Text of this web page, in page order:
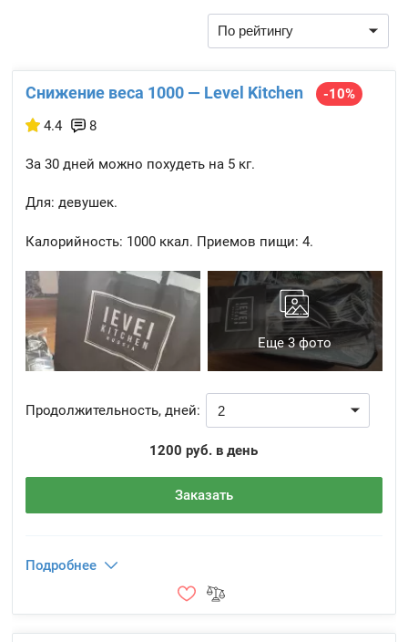
Снижение веса 1000 — Level Kitchen
-10%
4.4
8
За 30 дней можно похудеть на 5 кг.
Для: девушек.
Калорийность: 1000 ккал. Приемов пищи: 4.
Еще 3 фото
Продолжительность, дней:
1200 руб. в день
Заказать
Подробнее